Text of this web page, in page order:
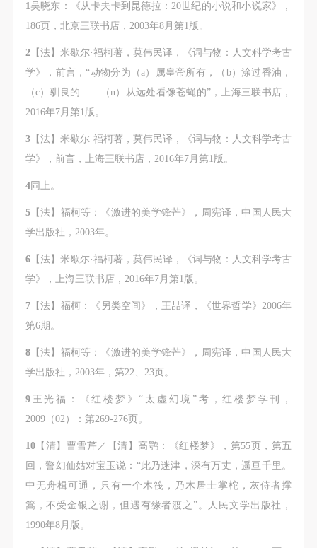
1吴晓东：《从卡夫卡到昆德拉：20世纪的小说和小说家》，
186页，北京三联书店，2003年8月第1版。
2 【法】米歇尔·福柯著，莫伟民译，《词与物：人文科学考古
学》，前言，“动物分为（a）属皇帝所有，（b）涂过香油，
（c）驯良的……（n）从远处看像苍蝇的”，上海三联书店，
2016年7月第1版。
3【法】米歇尔·福柯著，莫伟民译，《词与物：人文科学考古
学》，前言，上海三联书店，2016年7月第1版。
4同上。
5【法】福柯等：《激进的美学锋芒》，周宪译，中国人民大
学出版社，2003年。
6【法】米歇尔·福柯著，莫伟民译，《词与物：人文科学考古
学》，上海三联书店，2016年7月第1版。
7【法】福柯：《另类空间》，王喆译，《世界哲学》2006年
第6期。
8【法】福柯等：《激进的美学锋芒》，周宪译，中国人民大
学出版社，2003年，第22、23页。
9王光福：《红楼梦》“太虚幻境”考，红楼梦学刊，
2009（02）：第269-276页。
10【清】曹雪芹／【清】高鹗：《红楼梦》，第55页，第五
回，警幻仙姑对宝玉说：“此乃迷津，深有万丈，遥亘千里。
中无舟楫可通，只有一个木筏，乃木居士掌柁，灰侍者撑
篙，不受金银之谢，但遇有缘者渡之”。人民文学出版社，
1990年8月版。